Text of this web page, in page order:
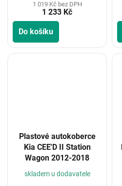
1 019 Kč bez DPH
1 233 Kč
Do košíku
Plastové autokoberce
Kia CEE'D II Station
Wagon 2012-2018
skladem u dodavatele